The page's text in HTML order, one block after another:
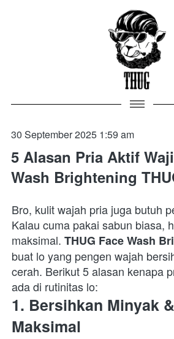
30 September 2025 1:59 am
5 Alasan Pria Aktif
Wash Brightening
Bro, kulit wajah pria juga butuh
Kalau cuma pakai sabun biasa,
maksimal. THUG Face Wash
buat lo yang pengen wajah
cerah. Berikut 5 alasan kenapa
ada di rutinitas lo:
1. Bersihkan Minyak
Maksimal